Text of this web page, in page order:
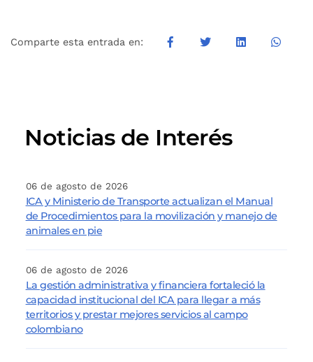
Comparte esta entrada en:
Noticias de Interés
06 de agosto de 2026
ICA y Ministerio de Transporte actualizan el Manual
de Procedimientos para la movilización y manejo de
animales en pie
06 de agosto de 2026
La gestión administrativa y financiera fortaleció la
capacidad institucional del ICA para llegar a más
territorios y prestar mejores servicios al campo
colombiano